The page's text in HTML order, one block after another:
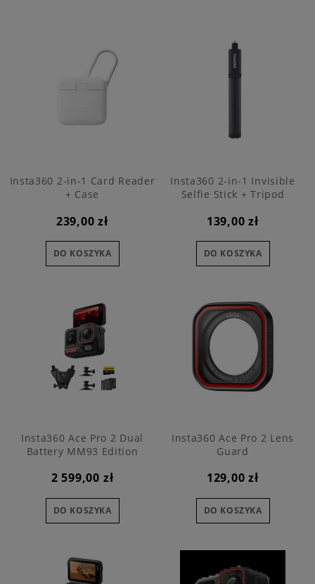
Insta360 2-in-1 Card Reader
+ Case
239,00 zł
DO KOSZYKA
Insta360 2-in-1 Invisible
Selfie Stick + Tripod
139,00 zł
DO KOSZYKA
Insta360 Ace Pro 2 Dual
Battery MM93 Edition
2 599,00 zł
DO KOSZYKA
Insta360 Ace Pro 2 Lens
Guard
129,00 zł
DO KOSZYKA